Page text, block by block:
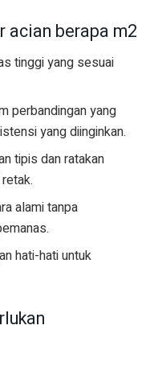
acian berapa m2
tinggi yang sesuai
perbandingan yang
yang diinginkan.
tipis dan ratakan
alami tanpa
hati-hati untuk